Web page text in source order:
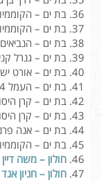
בת ים –
בת ים –
בת ים – הנביאים 71 ( הנביאים / הקוממיות )
בת ים – גנרל קניג 4 ( גנרל קניג /
בת ים – אורט ישראל 46 ( אורט ישראל /
בת ים – העמל 14 ( העמל / העבודה )
בת ים – קרן היסוד 4 ( קרן היסוד /
בת ים – קרן היסוד 10 ( ביה"ס מקיף רמות / קרן
בת ים – אנה פרנק 7 ( אנה פרנק /
בת ים –
חולון – משה
חולון – חניון